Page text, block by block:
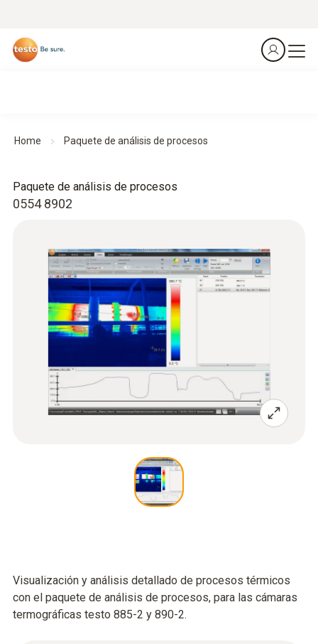
Home Paquete de análisis de procesos
0554 8902
Paquete de análisis de procesos
Visualización y análisis detallado de procesos térmicos
con el paquete de análisis de procesos, para las cámaras
termográficas testo 885-2 y 890-2.